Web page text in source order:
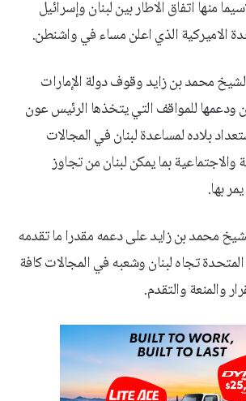
منها اتفاق الاطار بين لبنان وإسرائيل
الاميركية الذي اعلن مساء في واشنطن.
محمد بن زايد وقوف دولة الإمارات
ودعمها للمواقف التي يتخذها الرئيس عون
بلاده لمساعدة لبنان في المجالات
والاجتماعية بما يمكن لبنان من تجاوز
بها.
محمد بن زايد على دعمه مقدرا ما تقدمه
المتحدة تجاه لبنان وشعبه في المجالات كافة
والمنعة والتقدم.